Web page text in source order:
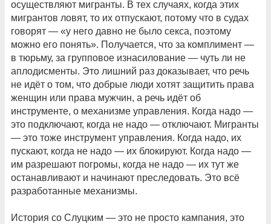
осуществляют мигранты. В тех случаях, когда этих
мигрантов ловят, то их отпускают, потому что в судах
говорят — «у него давно не было секса, поэтому
можно его понять». Получается, что за комплимент —
в тюрьму, за групповое изнасилование — чуть ли не
аплодисменты. Это лишний раз доказывает, что речь
не идёт о том, что добрые люди хотят защитить права
женщин или права мужчин, а речь идёт об
инструменте, о механизме управления. Когда надо —
это подключают, когда не надо — отключают. Мигранты
— это тоже инструмент управления. Когда надо, их
пускают, когда не надо — их блокируют. Когда надо —
им разрешают погромы, когда не надо — их тут же
останавливают и начинают преследовать. Это всё
разработанные механизмы.
История со Слуцким — это не просто кампания, это